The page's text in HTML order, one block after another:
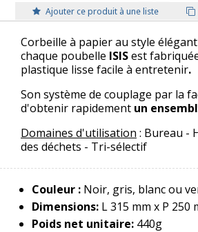
Ajouter ce produit à une liste
Corbeille à papier au style
chaque poubelle ISISest
plastique lisse facile à entretenir.
Son système de couplage par la
d'obtenir rapidement un
Domaines d'utilisation : Bureau -
des déchets - Tri-sélectif
Couleur : Noir, gris, blanc ou
Dimensions: L 315 mm x P 250
Poids net unitaire: 440g